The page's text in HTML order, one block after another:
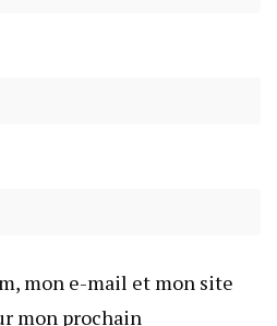
mon e-mail et mon site
mon prochain